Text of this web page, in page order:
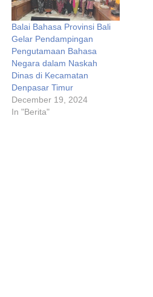
Balai Bahasa Provinsi Bali
Gelar Pendampingan
Pengutamaan Bahasa
Negara dalam Naskah
Dinas di Kecamatan
Denpasar Timur
December 19, 2024
In "Berita"